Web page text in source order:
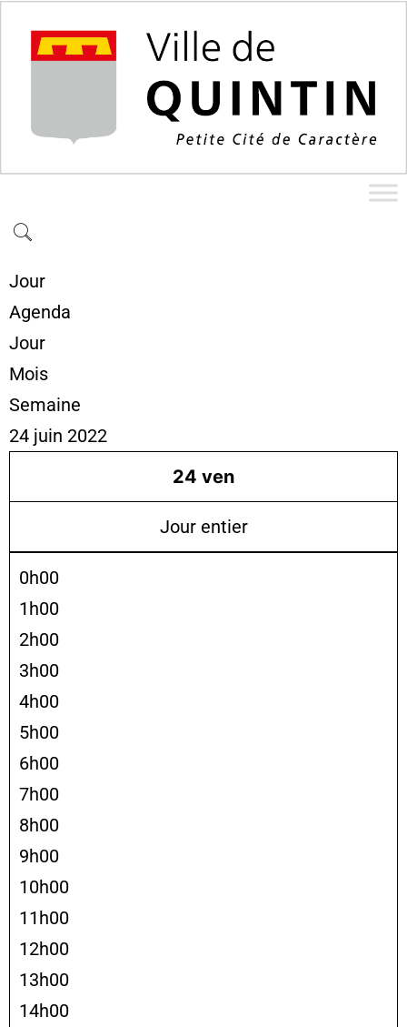
Jour
Agenda
Jour
Mois
Semaine
24 juin 2022
24 ven
Jour entier
0h00
1h00
2h00
3h00
4h00
5h00
6h00
7h00
8h00
9h00
10h00
11h00
12h00
13h00
14h00